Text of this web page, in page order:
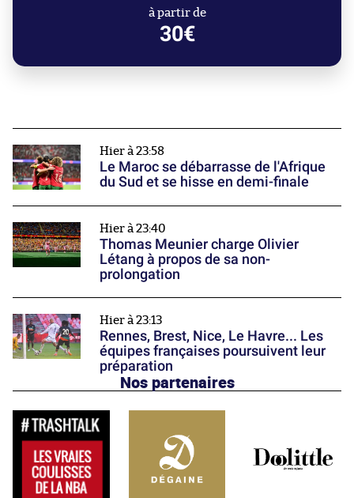
à partir de
30€
Hier à 23:58
Le Maroc se débarrasse de l'Afrique
du Sud et se hisse en demi-finale
Hier à 23:40
Thomas Meunier charge Olivier
Létang à propos de sa non-
prolongation
Hier à 23:13
Rennes, Brest, Nice, Le Havre... Les
équipes françaises poursuivent leur
préparation
Nos partenaires